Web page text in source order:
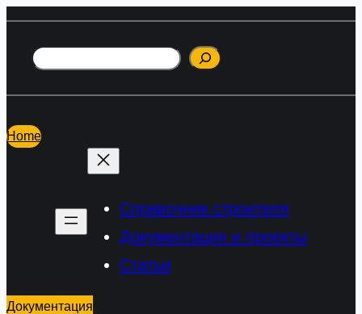
содержимому
Поиск
Home
Справочник строителя
Документация и проекты
Статьи
Документация